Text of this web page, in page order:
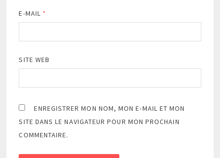
E-MAIL *
SITE WEB
ENREGISTRER MON NOM, MON E-MAIL ET MON
SITE DANS LE NAVIGATEUR POUR MON PROCHAIN
COMMENTAIRE.